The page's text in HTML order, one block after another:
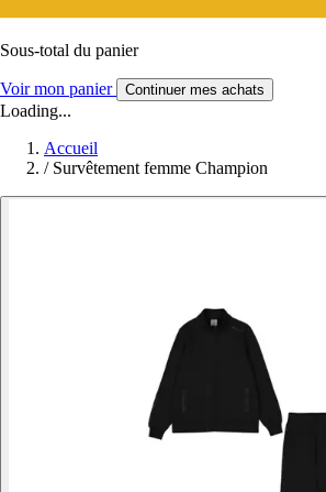
Sous-total du panier
Voir mon panier Continuer mes achats
Loading...
Accueil
/ Survêtement femme Champion